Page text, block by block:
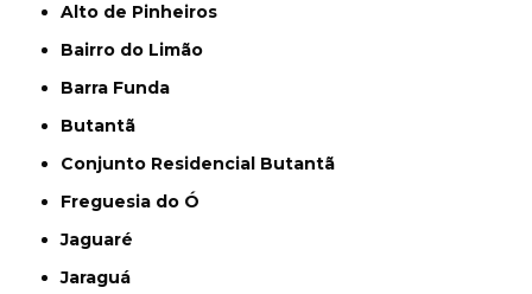
Alto de Pinheiros
Bairro do Limão
Barra Funda
Butantã
Conjunto Residencial Butantã
Freguesia do Ó
Jaguaré
Jaraguá